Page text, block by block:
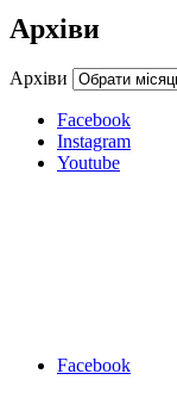
Архіви
Архіви
Facebook
Instagram
Youtube
Facebook